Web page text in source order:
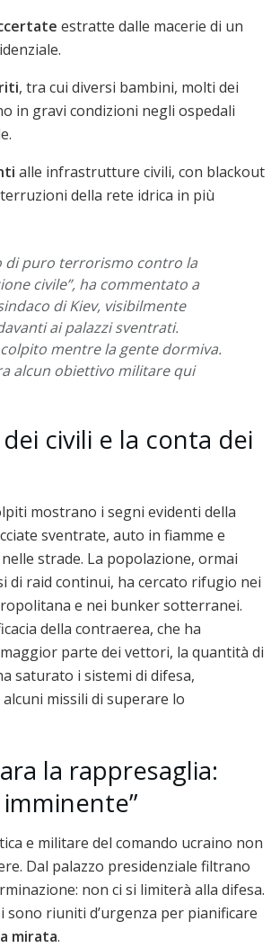
estratte dalle macerie di un
, tra cui diversi bambini, molti dei
in gravi condizioni negli ospedali
alle infrastrutture civili, con blackout
della rete idrica in più
di puro terrorismo contro la
civile”, ha commentato a
di Kiev, visibilmente
ai palazzi sventrati.
colpito mentre la gente dormiva.
alcun obiettivo militare qui
civili e la conta dei
mostrano i segni evidenti della
sventrate, auto in fiamme e
strade. La popolazione, ormai
di raid continui, ha cercato rifugio nei
e nei bunker sotterranei.
della contraerea, che ha
parte dei vettori, la quantità di
saturato i sistemi di difesa,
missili di superare lo
la rappresaglia:
imminente”
e militare del comando ucraino non
Dal palazzo presidenziale filtrano
non ci si limiterà alla difesa.
sono riuniti d’urgenza per pianificare
mirata.